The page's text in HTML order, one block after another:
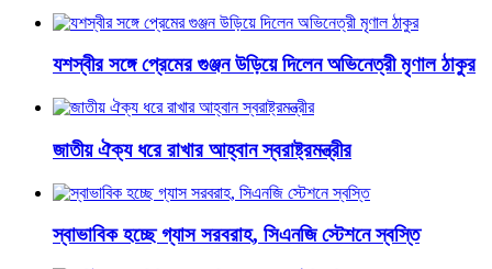
যশস্বীর সঙ্গে প্রেমের গুঞ্জন উড়িয়ে দিলেন অভিনেত্রী মৃণাল ঠাকুর
জাতীয় ঐক্য ধরে রাখার আহ্বান স্বরাষ্ট্রমন্ত্রীর
স্বাভাবিক হচ্ছে গ্যাস সরবরাহ, সিএনজি স্টেশনে স্বস্তি